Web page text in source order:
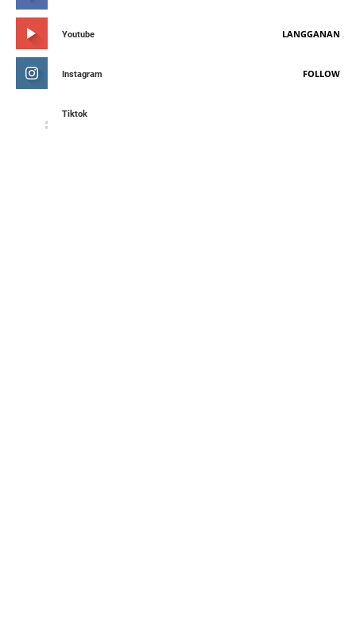
Youtube LANGGANAN
Instagram FOLLOW
Tiktok